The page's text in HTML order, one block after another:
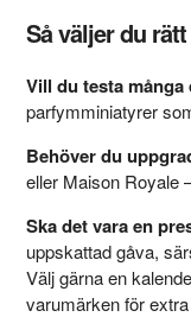
Så väljer du
Vill du testa
parfymminiatyrer
Behöver du
eller Maison Royale
Ska det vara en
uppskattad gåva,
Välj gärna en
varumärken för